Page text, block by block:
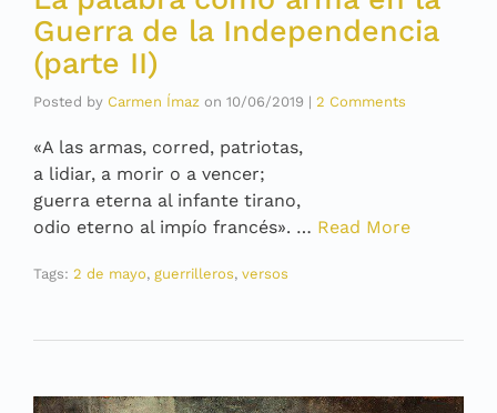
Guerra de la Independencia
(parte II)
Posted by Carmen Ímaz on 10/06/2019 | 2 Comments
«A las armas, corred, patriotas,
a lidiar, a morir o a vencer;
guerra eterna al infante tirano,
odio eterno al impío francés». … Read More
Tags: 2 de mayo, guerrilleros, versos